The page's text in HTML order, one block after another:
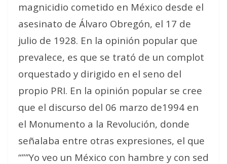
magnicidio cometido en México desde el
asesinato de Álvaro Obregón, el 17 de
julio de 1928. En la opinión popular que
prevalece, es que se trató de un complot
orquestado y dirigido en el seno del
propio PRI. En la opinión popular se cree
que el discurso del 06 marzo de1994 en
el Monumento a la Revolución, donde
señalaba entre otras expresiones, el que
“””Yo veo un México con hambre y con sed